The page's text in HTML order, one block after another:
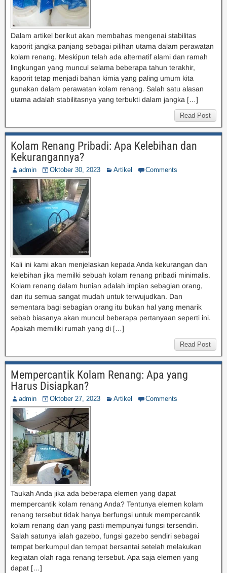
Dalam artikel berikut akan membahas mengenai stabilitas
kaporit jangka panjang sebagai pilihan utama dalam perawatan
kolam renang. Meskipun telah ada alternatif alami dan ramah
lingkungan yang muncul selama beberapa tahun terakhir,
kaporit tetap menjadi bahan kimia yang paling umum kita
gunakan dalam perawatan kolam renang. Salah satu alasan
utama adalah stabilitasnya yang terbukti dalam jangka […]
Read Post
Kolam Renang Pribadi: Apa Kelebihan dan
Kekurangannya?
admin Oktober 30, 2023 Artikel Comments
Kali ini kami akan menjelaskan kepada Anda kekurangan dan
kelebihan jika memilki sebuah kolam renang pribadi minimalis.
Kolam renang dalam hunian adalah impian sebagian orang,
dan itu semua sangat mudah untuk terwujudkan. Dan
sementara bagi sebagian orang itu bukan hal yang menarik
sebab biasanya akan muncul beberapa pertanyaan seperti ini.
Apakah memiliki rumah yang di […]
Read Post
Mempercantik Kolam Renang: Apa yang
Harus Disiapkan?
admin Oktober 27, 2023 Artikel Comments
Taukah Anda jika ada beberapa elemen yang dapat
mempercantik kolam renang Anda? Tentunya elemen kolam
renang tersebut tidak hanya berfungsi untuk mempercantik
kolam renang dan yang pasti mempunyai fungsi tersendiri.
Salah satunya ialah gazebo, fungsi gazebo sendiri sebagai
tempat berkumpul dan tempat bersantai setelah melakukan
kegiatan olah raga renang tersebut. Apa saja elemen yang
dapat […]